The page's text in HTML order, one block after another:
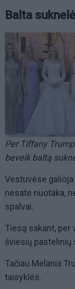
Balta
Per Tiffany
beveik baltą
Vestuvėse
nesate nuotaka,
spalvai.
Tiesą sakant,
šviesių pastelinių
Tačiau Melania
taisyklės.